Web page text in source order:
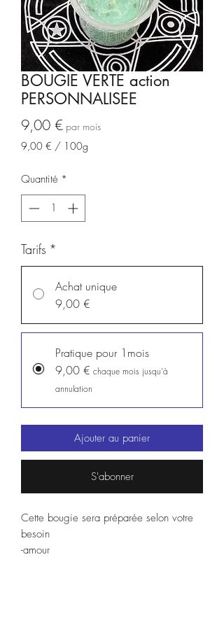
BOUGIE VERTE action
PERSONNALISEE
9,00 €Prix
par mois
9,00 € / 100g
pour
100
Grammes
Quantité *
Tarifs *
Achat unique
9,00 €
Pratique pour 1mois
9,00 € chaque mois jusqu'à
annulation
Ajouter au panier
S'abonner
Cette bougie sera préparée selon votre
besoin
-amour